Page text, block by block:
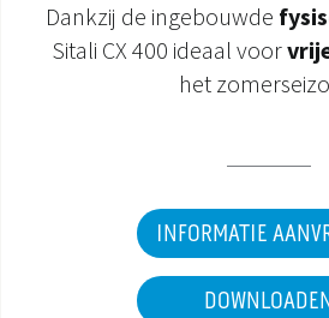
Dankzij de ingebouwde
Sitali CX 400 ideaal voor
het
INFORMATIE